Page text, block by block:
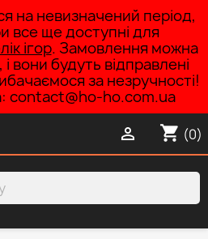
на невизначений період,
все ще доступні для
ігор. Замовлення можна
вони будуть відправлені
за незручності!
contact@ho-ho.com.ua
shopping_cart (0)
